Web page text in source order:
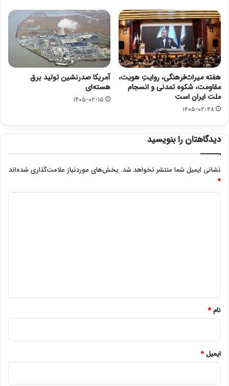
هفته میراث‌فرهنگی، روایتِ هویت،
مقاومت، شکوه تمدنی و انسجام
ملت ایران است
۱۴۰۵-۰۲-۲۸
آمریکا صدرنشین تولید برق
هسته‌ای
۱۴۰۵-۰۲-۱۵
دیدگاهتان را بنویسید
نشانی ایمیل شما منتشر نخواهد شد. بخش‌های موردنیاز علامت‌گذاری شده‌اند
*
نام*
ایمیل*